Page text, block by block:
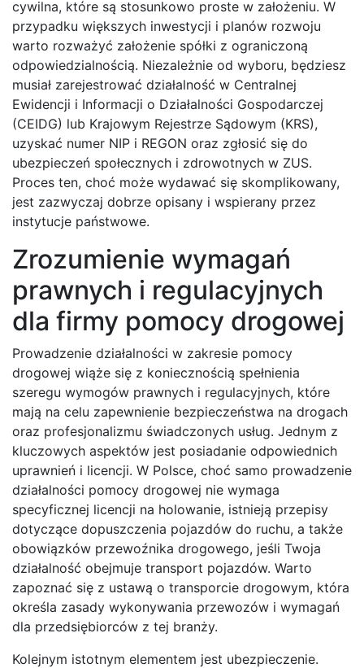
cywilna, które są stosunkowo proste w założeniu. W
przypadku większych inwestycji i planów rozwoju
warto rozważyć założenie spółki z ograniczoną
odpowiedzialnością. Niezależnie od wyboru, będziesz
musiał zarejestrować działalność w Centralnej
Ewidencji i Informacji o Działalności Gospodarczej
(CEIDG) lub Krajowym Rejestrze Sądowym (KRS),
uzyskać numer NIP i REGON oraz zgłosić się do
ubezpieczeń społecznych i zdrowotnych w ZUS.
Proces ten, choć może wydawać się skomplikowany,
jest zazwyczaj dobrze opisany i wspierany przez
instytucje państwowe.
Zrozumienie wymagań
prawnych i regulacyjnych
dla firmy pomocy drogowej
Prowadzenie działalności w zakresie pomocy
drogowej wiąże się z koniecznością spełnienia
szeregu wymogów prawnych i regulacyjnych, które
mają na celu zapewnienie bezpieczeństwa na drogach
oraz profesjonalizmu świadczonych usług. Jednym z
kluczowych aspektów jest posiadanie odpowiednich
uprawnień i licencji. W Polsce, choć samo prowadzenie
działalności pomocy drogowej nie wymaga
specyficznej licencji na holowanie, istnieją przepisy
dotyczące dopuszczenia pojazdów do ruchu, a także
obowiązków przewoźnika drogowego, jeśli Twoja
działalność obejmuje transport pojazdów. Warto
zapoznać się z ustawą o transporcie drogowym, która
określa zasady wykonywania przewozów i wymagań
dla przedsiębiorców z tej branży.
Kolejnym istotnym elementem jest ubezpieczenie.